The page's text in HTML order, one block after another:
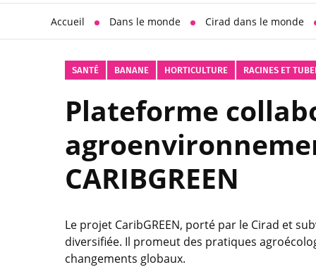
Accueil Dans le monde Cirad dans le monde
SANTÉ BANANE HORTICULTURE RACINES ET
Plateforme
CARIBGREEN
Le projet CaribGREEN, porté par le Cirad et
diversifiée. Il promeut des pratiques
changements globaux.